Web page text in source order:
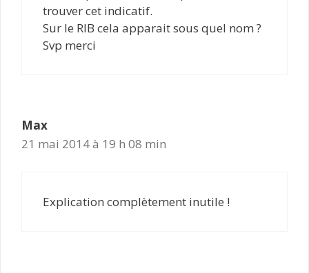
trouver cet indicatif.
Sur le RIB cela apparait sous quel nom ?
Svp merci
Max
21 mai 2014 à 19 h 08 min
Explication complètement inutile !